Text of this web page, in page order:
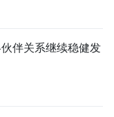
伴关系继续稳健发